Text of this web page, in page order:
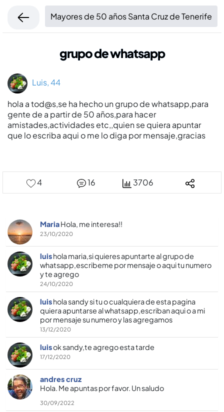
Mayores de 50 años Santa Cruz de Tenerife
grupo de whatsapp
Luis, 44
hola a tod@s,se ha hecho un grupo de whatsapp,para
gente de a partir de 50 años,para hacer
amistades,actividades etc,,quien se quiera apuntar
que lo escriba aqui o me lo diga por mensaje,gracias
4 16 3706
MariaHola, me interesa!!
23/10/2020
luishola maria,si quieres apuntarte al grupo de
whatsapp,escribeme por mensaje o aqui tu numero
y te agrego
24/10/2020
luishola sandy si tu o cualquiera de esta pagina
quiera apuntarse al whatsapp,escriban aqui o a mi
por mensaje su numero y las agregamos
13/12/2020
luisok sandy,te agrego esta tarde
17/12/2020
andres cruz
Hola. Me apuntas por favor. Un saludo
30/09/2022